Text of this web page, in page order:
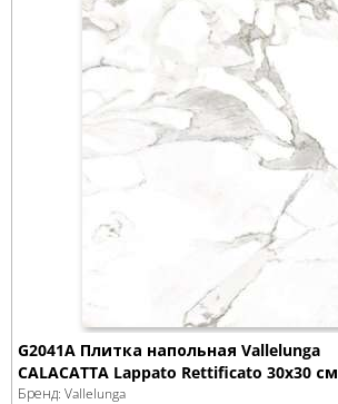
G2041A Плитка напольная Vallelunga
CALACATTA Lappato Rettificato 30х30 см
Бренд: Vallelunga